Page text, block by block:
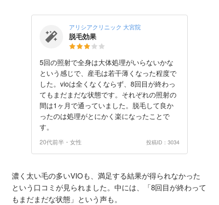
アリシアクリニック 大宮院
脱毛効果
5回の照射で全身は大体処理がいらないかな
という感じで、産毛は若干薄くなった程度で
した。vioは全くなくならず、8回目が終わっ
てもまだまだな状態です。それぞれの照射の
間は1ヶ月で通っていました。脱毛して良か
ったのは処理がとにかく楽になったことで
す。
20代前半・女性 投稿ID：3034
濃く太い毛の多いVIOも、満足する結果が得られなかった
という口コミが見られました。中には、「8回目が終わって
もまだまだな状態」という声も。